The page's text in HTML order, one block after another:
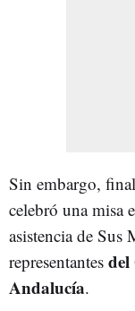
Sin embargo,
celebró una misa
asistencia de Sus
representantes del
Andalucía.